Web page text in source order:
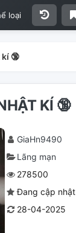
loại
kí 🔞
KÍ 🔞
GiaHn9490
Lãng mạn
278500
Đang cập nhật
28-04-2025